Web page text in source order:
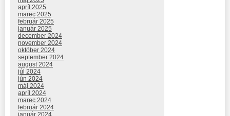
apríl 2025
marec 2025
február 2025
január 2025
december 2024
november 2024
október 2024
september 2024
august 2024
júl 2024
jún 2024
máj 2024
apríl 2024
marec 2024
február 2024
január 2024